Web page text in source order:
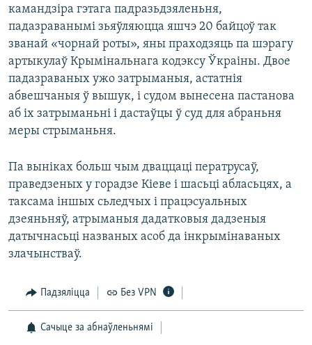
камандзіра гэтага падразьдзяленьня,
падазраванымі зьяўляюцца яшчэ 20 байцоў так
званай «чорнай роты», яны праходзяць па шэрагу
артыкулаў Крымінальнага кодэксу Ўкраіны. Двое
падазраваных ужо затрыманыя, астатнія
абвешчаныя ў вышук, і судом вынесена пастанова
аб іх затрыманьні і дастаўцы ў суд для абраньня
меры стрыманьня.
Па выніках больш чым дваццаці ператрусаў,
праведзеных у горадзе Кіеве і шасьці абласьцях, а
таксама іншых сьледчых і працэсуальных
дзеяньняў, атрыманыя дадатковыя дадзеныя
датычнасьці названых асоб да інкрымінаваных
злачынстваў.
Падзяліцца Без VPN
Сачыце за абнаўленьнямі